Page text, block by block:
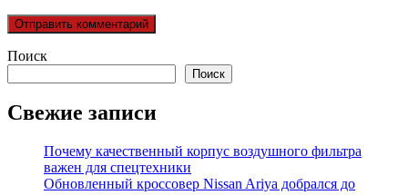
Поиск
Поиск
Свежие записи
Почему качественный корпус воздушного фильтра
важен для спецтехники
Обновленный кроссовер Nissan Ariya добрался до